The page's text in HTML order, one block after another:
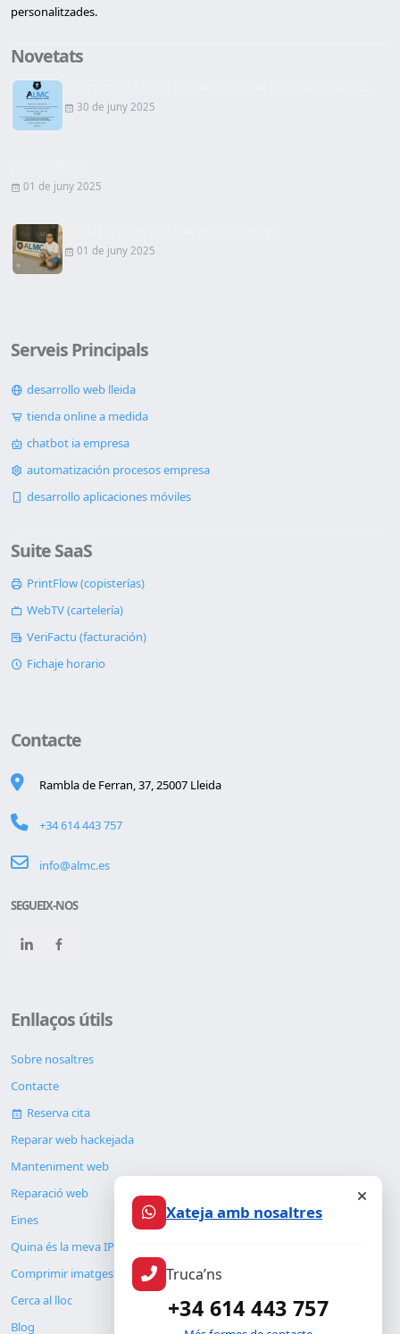
personalitzades.
Novetats
30 de juny 2025
01 de juny 2025
01 de juny 2025
Serveis Principals
desarrollo web lleida
tienda online a medida
chatbot ia empresa
automatización procesos empresa
desarrollo aplicaciones móviles
Suite SaaS
PrintFlow (copisterías)
WebTV (cartelería)
VeriFactu (facturación)
Fichaje horario
Contacte
Rambla de Ferran, 37, 25007 Lleida
+34 614 443 757
info@almc.es
SEGUEIX-NOS
Enllaços útils
Sobre nosaltres
Contacte
Reserva cita
Reparar web hackejada
Manteniment web
Reparació web
Eines
Quina és la meva IP
Comprimir imatges
Cerca al lloc
Blog
Xateja amb nosaltres
Truca’ns
+34 614 443 757